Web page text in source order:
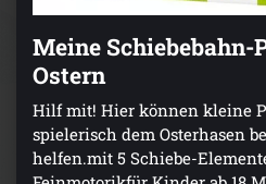
Meine
Ostern
Hilf mit! Hier können kleine
spielerisch dem Osterhasen
helfen.mit 5 Schiebe-